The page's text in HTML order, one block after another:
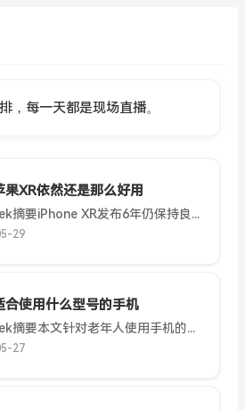
，每一天都是现场直播。
果XR依然还是那么好用
DeepSeek摘要iPhone XR发布6年仍保持良好体验，得益于A12芯片的持久性能、iOS系统长期优化支持、实用硬件配置和经典设计。其LCD屏避免烧屏，单摄满足日常需求，电池续航稳定，性价比突出...
29
合使用什么型号的手机
DeepSeek摘要本文针对老年人使用手机的特殊需求，分析了功能机、智能手机（老年模式）和专为老人设计的智能手机三类选择，提供了从入门到高端的型号推荐。重点考虑了大字体、简单界面、紧急求助和持久续航等...
27